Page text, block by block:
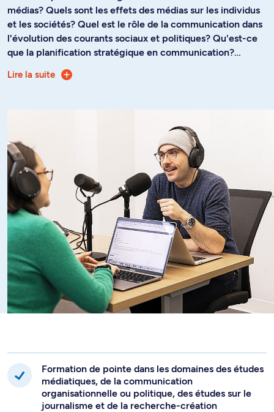
médias? Quels sont les effets des médias sur les individus
et les sociétés? Quel est le rôle de la communication dans
l'évolution des courants sociaux et politiques? Qu'est-ce
que la planification stratégique en communication?
Comment s'articulent les processus de communication
dans différents contextes? En misant sur cette approche,
La maîtrise en sciences de la communication offre une
cycle, le programme est
nettement orienté vers la recherche. Il demeure
néanmoins sensible aux préoccupations et aux exigences
de la pratique professionnelle en communication à
laquelle se destine une partie du corps étudiant. Le
programme consiste en 3 trimestres de cours magistraux
et de séminaires, suivis d'environ une année consacrée à la
rédaction d'un mémoire ou d'un travail dirigé.
Lire la suite
Formation de pointe dans les domaines des études
médiatiques, de la communication
organisationnelle ou politique, des études sur le
journalisme et de la recherche-création